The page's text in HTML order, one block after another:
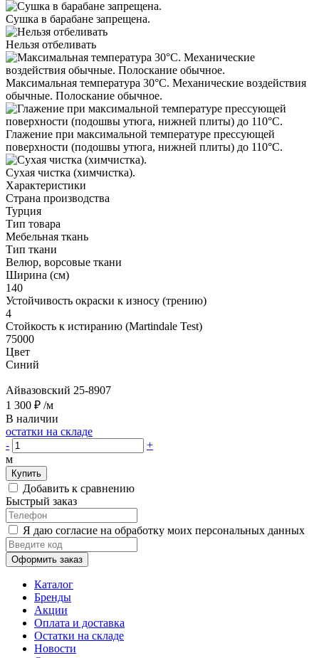
Сушка в барабане запрещена.
Нельзя отбеливать
Максимальная температура 30°С. Механические воздействия
обычные. Полоскание обычное.
Глажение при максимальной температуре прессующей
поверхности (подошвы утюга, нижней плиты) до 110°С.
Cухая чистка (химчистка).
Характеристики
Страна производства
Турция
Тип товара
Мебельная ткань
Тип ткани
Велюр, ворсовые ткани
Ширина (см)
140
Устойчивость окраски к износу (трению)
4
Стойкость к истиранию (Martindale Test)
75000
Цвет
Синий
Айвазовский 25-8907
1 300 ₽ /м
В наличии
остатки на складе
-
+
м
Купить
Добавить к сравнению
Быстрый заказ
Я даю согласие на обработку моих персональных данных
Оформить заказ
Каталог
Бренды
Акции
Оплата и доставка
Остатки на складе
Новости